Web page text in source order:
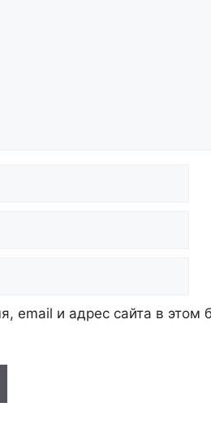
email и адрес сайта в